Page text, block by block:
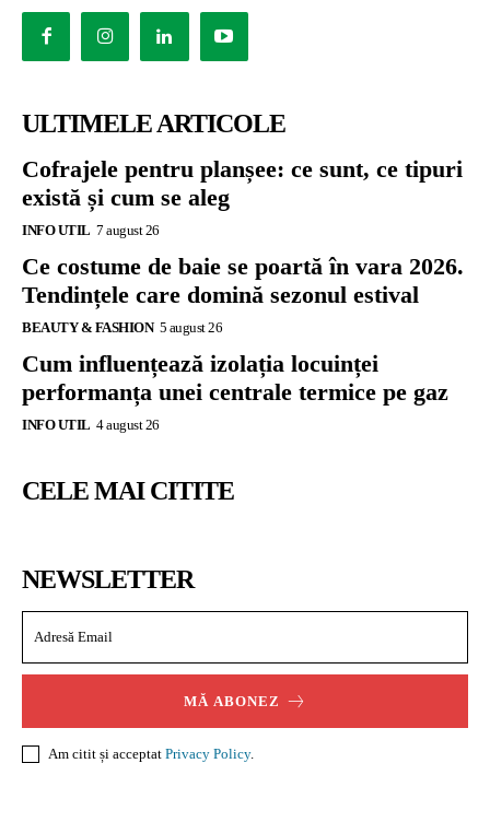
ULTIMELE ARTICOLE
Cofrajele pentru planșee: ce sunt, ce tipuri
există și cum se aleg
INFO UTIL 7 august 26
Ce costume de baie se poartă în vara 2026.
Tendințele care domină sezonul estival
BEAUTY & FASHION 5 august 26
Cum influențează izolația locuinței
performanța unei centrale termice pe gaz
INFO UTIL 4 august 26
CELE MAI CITITE
NEWSLETTER
MĂ ABONEZ
Am citit și acceptat Privacy Policy.